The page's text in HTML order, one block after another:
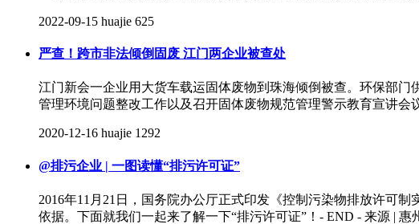
2022-09-15 huajie 625
严查！跨市非法倾倒固废 江门两企业被查处
江门新会一企业用大货车载运固体废物到珠海倾倒被查。环保部
管理环境问题整改工作以及召开固体废物规范管理警示教育宣讲会
2020-12-16 huajie 1292
@排污企业 | 一图读懂“排污许可证”
2016年11月21日，国务院办公厅正式印发《控制污染物排放许可
依据。下面就我们一起来了解一下“排污许可证”！- END - 来源 | 惠